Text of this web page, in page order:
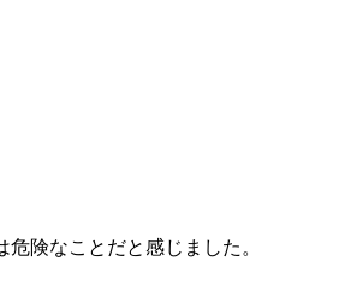
険なことだと感じました。